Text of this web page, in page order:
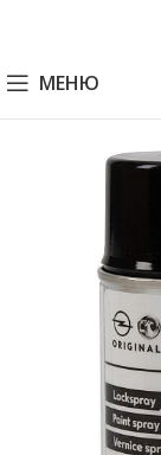
МЕНЮ